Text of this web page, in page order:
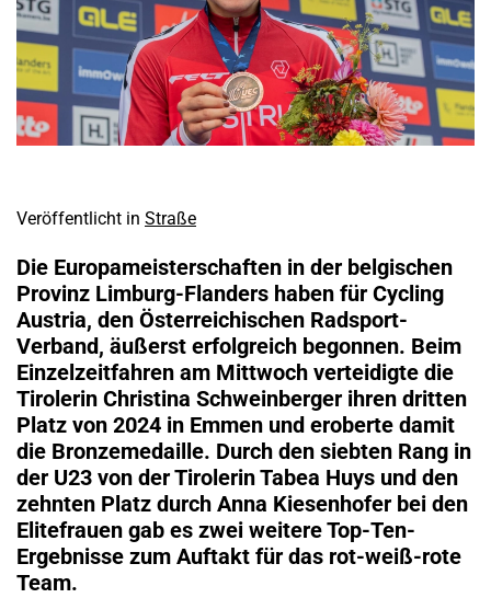
Veröffentlicht in Straße
Die Europameisterschaften in der belgischen
Provinz Limburg-Flanders haben für Cycling
Austria, den Österreichischen Radsport-
Verband, äußerst erfolgreich begonnen. Beim
Einzelzeitfahren am Mittwoch verteidigte die
Tirolerin Christina Schweinberger ihren dritten
Platz von 2024 in Emmen und eroberte damit
die Bronzemedaille. Durch den siebten Rang in
der U23 von der Tirolerin Tabea Huys und den
zehnten Platz durch Anna Kiesenhofer bei den
Elitefrauen gab es zwei weitere Top-Ten-
Ergebnisse zum Auftakt für das rot-weiß-rote
Team.